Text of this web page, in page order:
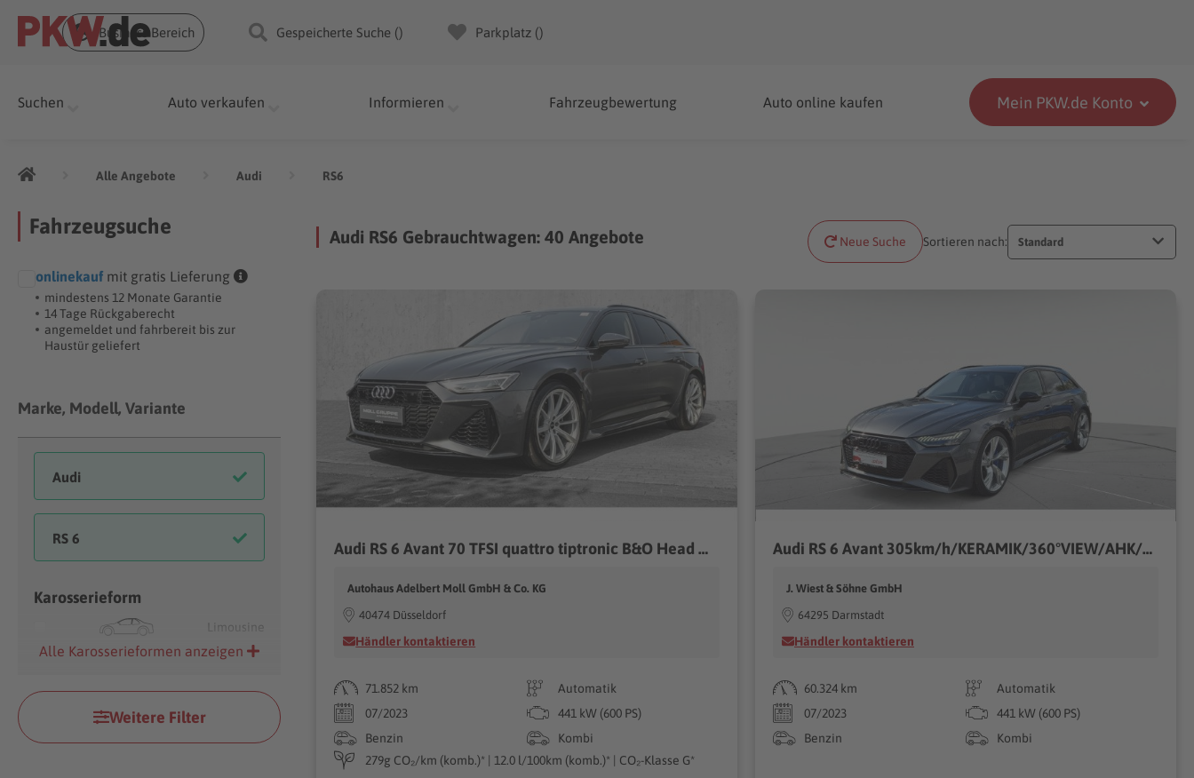
Business Bereich Gespeicherte Suche () Parkplatz ()
Suchen Auto verkaufen Informieren Fahrzeugbewertung Auto online kaufen Mein PKW.de Konto
Alle Angebote Audi RS6
Fahrzeugsuche
onlinekauf mit gratis Lieferung
mindestens 12 Monate Garantie
14 Tage Rückgaberecht
angemeldet und fahrbereit bis zur
Haustür geliefert
Marke, Modell, Variante
Karosserieform
Limousine
Alle Karosserieformen anzeigen
Weitere Filter
Audi RS6 Gebrauchtwagen: 40 Angebote Neue Suche Sortieren nach: Standard
Audi RS 6 Avant 70 TFSI quattro tiptronic B&O Head UP Virtuell
Autohaus Adelbert Moll GmbH & Co. KG
40474 Düsseldorf
Händler kontaktieren
71.852 km
Automatik
07/2023
441 kW (600 PS)
Benzin
Kombi
279g CO₂/km (komb.)* | 12.0 l/100km (komb.)* | CO₂-Klasse G*
Audi RS 6 Avant 305km/h/KERAMIK/360°VIEW/AHK/B&O/LUFT/VIRTUAL/HUD uvm.
J. Wiest & Söhne GmbH
64295 Darmstadt
Händler kontaktieren
60.324 km
Automatik
07/2023
441 kW (600 PS)
Benzin
Kombi